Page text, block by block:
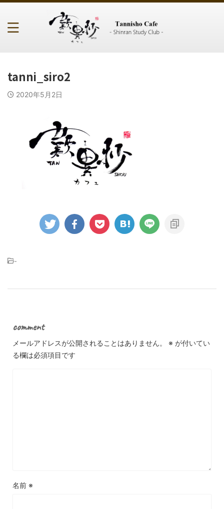
tanni_siro2
2020年5月2日
-
comment
メールアドレスが公開されることはありません。 ※ が付いてい
る欄は必須項目です
名前 ※